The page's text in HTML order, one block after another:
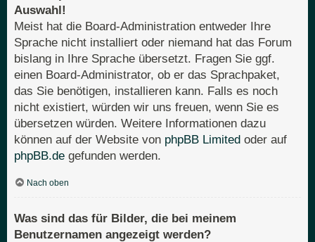
Auswahl!
Meist hat die Board-Administration entweder Ihre
Sprache nicht installiert oder niemand hat das Forum
bislang in Ihre Sprache übersetzt. Fragen Sie ggf.
einen Board-Administrator, ob er das Sprachpaket,
das Sie benötigen, installieren kann. Falls es noch
nicht existiert, würden wir uns freuen, wenn Sie es
übersetzen würden. Weitere Informationen dazu
können auf der Website von phpBB Limited oder auf
phpBB.de gefunden werden.
Nach oben
Was sind das für Bilder, die bei meinem
Benutzernamen angezeigt werden?